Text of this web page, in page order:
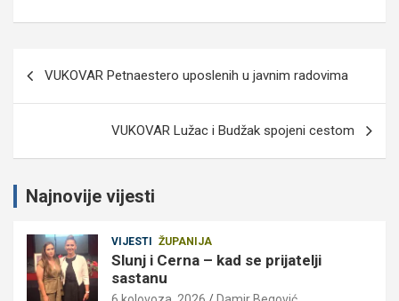
VUKOVAR Petnaestero uposlenih u javnim radovima
VUKOVAR Lužac i Budžak spojeni cestom
Najnovije vijesti
VIJESTI ŽUPANIJA
Slunj i Cerna – kad se prijatelji
sastanu